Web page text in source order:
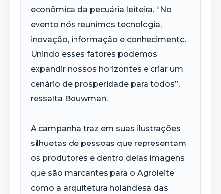
econômica da pecuária leiteira. “No
evento nós reunimos tecnologia,
inovação, informação e conhecimento.
Unindo esses fatores podemos
expandir nossos horizontes e criar um
cenário de prosperidade para todos”,
ressalta Bouwman.
A campanha traz em suas ilustrações
silhuetas de pessoas que representam
os produtores e dentro delas imagens
que são marcantes para o Agroleite
como a arquitetura holandesa das